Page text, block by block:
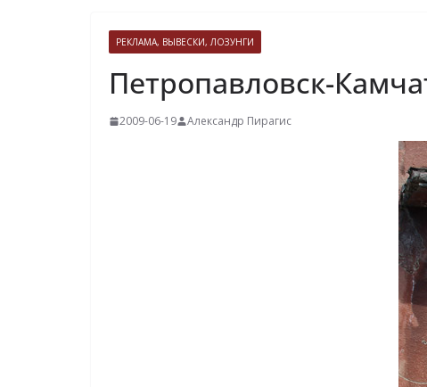
РЕКЛАМА, ВЫВЕСКИ, ЛОЗУНГИ
Петропавловск-
2009-06-19 Александр Пирагис